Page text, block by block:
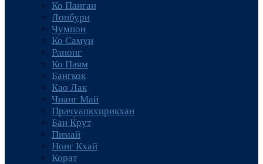
Ко Панган
Лопбури
Чумпон
Ко Самуи
Ранонг
Ко Паям
Бангкок
Као Лак
Чианг Май
Прачуапкхирикхан
Бан Крут
Пимай
Нонг Кхай
Корат